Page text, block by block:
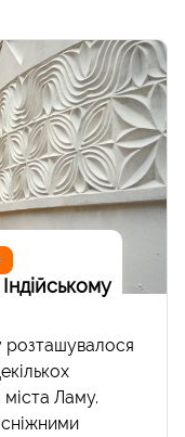
розташувалося
міста Ламу.